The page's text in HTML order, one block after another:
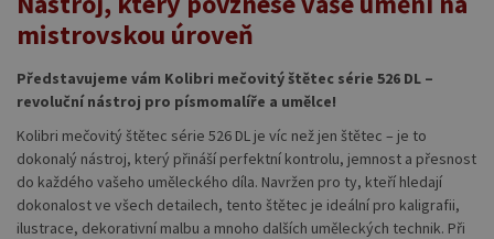
mistrovskou úroveň
Představujeme vám Kolibri mečovitý štětec série 526 DL –
revoluční nástroj pro písmomalíře a umělce!
Kolibri mečovitý štětec série 526 DL je víc než jen štětec – je to
dokonalý nástroj, který přináší perfektní kontrolu, jemnost a přesnost
do každého vašeho uměleckého díla. Navržen pro ty, kteří hledají
dokonalost ve všech detailech, tento štětec je ideální pro kaligrafii,
ilustrace, dekorativní malbu a mnoho dalších uměleckých technik. Při